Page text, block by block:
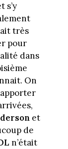
s’y
très
pour
dans
On
et
de
n’était